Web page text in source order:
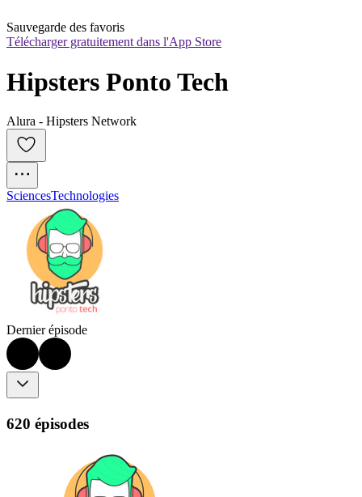
Sauvegarde des favoris
Télécharger gratuitement dans l'App Store
Hipsters Ponto Tech
Alura - Hipsters Network
SciencesTechnologies
Dernier épisode
620 épisodes